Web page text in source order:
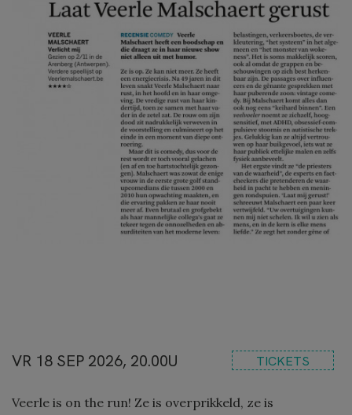
VR 18 SEP 2026, 20.00U TICKETS
Veerle is on the run! Ze is overprikkeld, ze is